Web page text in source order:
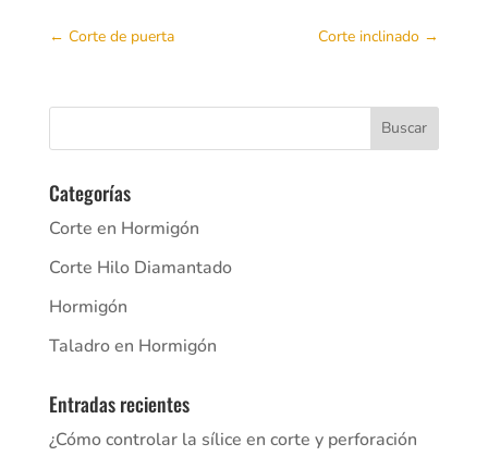
← Corte de puerta Corte inclinado →
Categorías
Corte en Hormigón
Corte Hilo Diamantado
Hormigón
Taladro en Hormigón
Entradas recientes
¿Cómo controlar la sílice en corte y perforación